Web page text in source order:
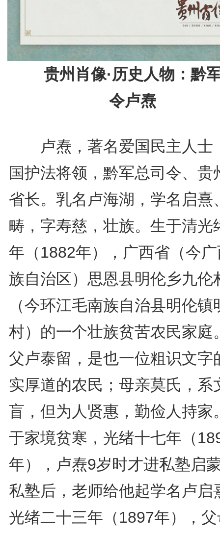
贵州肖像·历史人物：黔
令卢焘
卢焘，著名爱国民主人士
国护法将领，黔军总司令、贵
省长。乳名卢海湖，学名启熹
畴，字寿慈，壮族。生于清光
年（1882年），广西省（今
族自治区）思恩县明伦乡九伦
（今环江毛南族自治县明伦镇
村）的一个壮族贫苦农民家庭
父卢泰留，是也一位粗识文字
实厚道的农民；母亲莫氏，系
盲，但为人贤惠，勤俭人持家
于家境贫寒，光绪十七年（
年），卢焘9岁时才进私塾启
私塾后，老师给他起学名卢启
光绪二十三年（1897年），